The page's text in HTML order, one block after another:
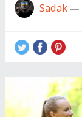
Sadak—